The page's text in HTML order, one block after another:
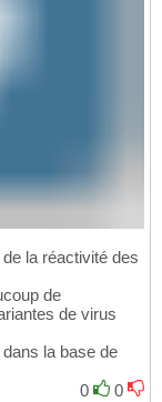
la réactivité des
de
de virus
la base de
0
0